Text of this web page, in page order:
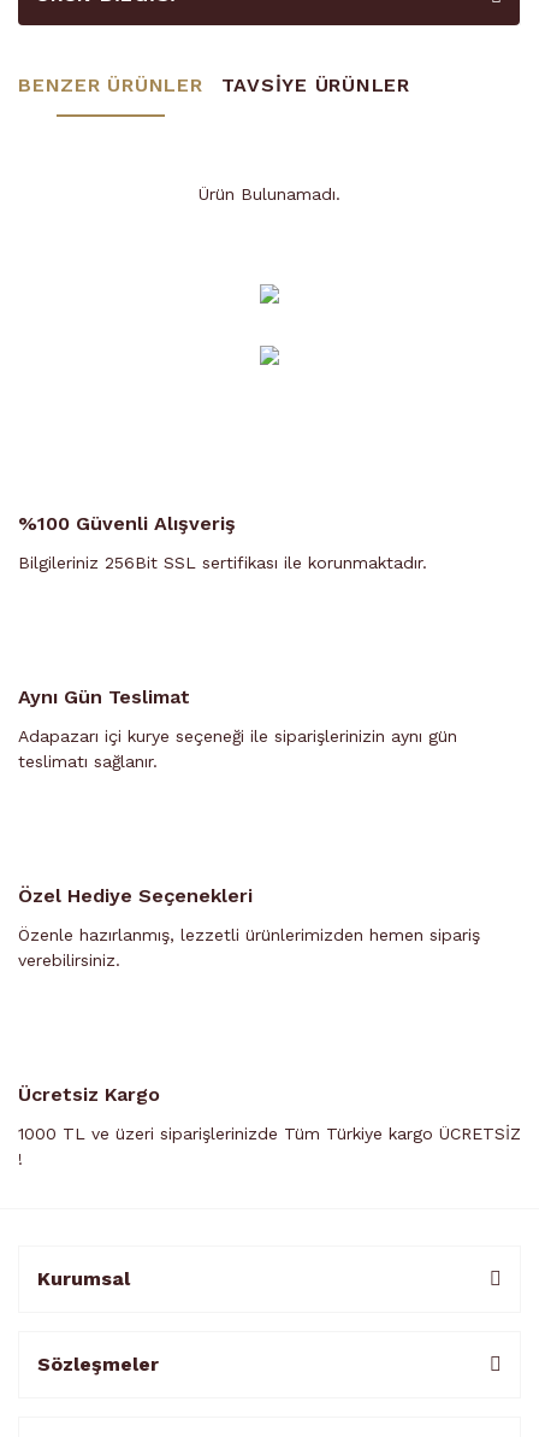
BENZER ÜRÜNLER TAVSİYE ÜRÜNLER
Ürün Bulunamadı.
Ürün Bulunamadı.
%100 Güvenli Alışveriş
Bilgileriniz 256Bit SSL sertifikası ile korunmaktadır.
Aynı Gün Teslimat
Adapazarı içi kurye seçeneği ile siparişlerinizin aynı gün
teslimatı sağlanır.
Özel Hediye Seçenekleri
Özenle hazırlanmış, lezzetli ürünlerimizden hemen sipariş
verebilirsiniz.
Ücretsiz Kargo
1000 TL ve üzeri siparişlerinizde Tüm Türkiye kargo ÜCRETSİZ
!
Kurumsal
Sözleşmeler